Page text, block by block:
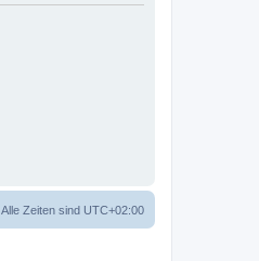
Alle Zeiten sind UTC+02:00